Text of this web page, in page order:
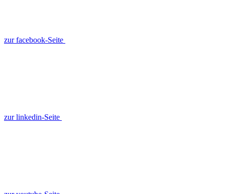
zur facebook-Seite
zur linkedin-Seite